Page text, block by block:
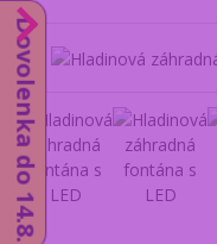
Dovolenka do 14.8.